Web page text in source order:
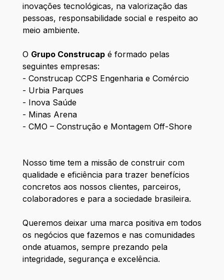
inovações tecnológicas, na valorização das
pessoas, responsabilidade social e respeito ao
meio ambiente.
O Grupo Construcapé formado pelas
seguintes empresas:
- Construcap CCPS Engenharia e Comércio
- Urbia Parques
- Inova Saúde
- Minas Arena
- CMO – Construção e Montagem Off-Shore
Nosso time tem a missão de construir com
qualidade e eficiência para trazer benefícios
concretos aos nossos clientes, parceiros,
colaboradores e para a sociedade brasileira.
Queremos deixar uma marca positiva em todos
os negócios que fazemos e nas comunidades
onde atuamos, sempre prezando pela
integridade, segurança e excelência.